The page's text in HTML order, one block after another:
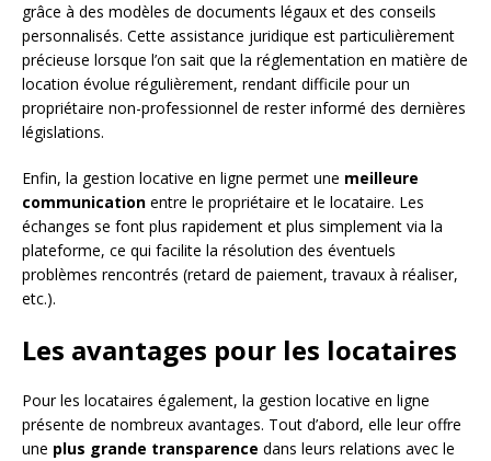
grâce à des modèles de documents légaux et des conseils
personnalisés. Cette assistance juridique est particulièrement
précieuse lorsque l’on sait que la réglementation en matière de
location évolue régulièrement, rendant difficile pour un
propriétaire non-professionnel de rester informé des dernières
législations.
Enfin, la gestion locative en ligne permet une meilleure
communication entre le propriétaire et le locataire. Les
échanges se font plus rapidement et plus simplement via la
plateforme, ce qui facilite la résolution des éventuels
problèmes rencontrés (retard de paiement, travaux à réaliser,
etc.).
Les avantages pour les locataires
Pour les locataires également, la gestion locative en ligne
présente de nombreux avantages. Tout d’abord, elle leur offre
une plus grande transparence dans leurs relations avec le